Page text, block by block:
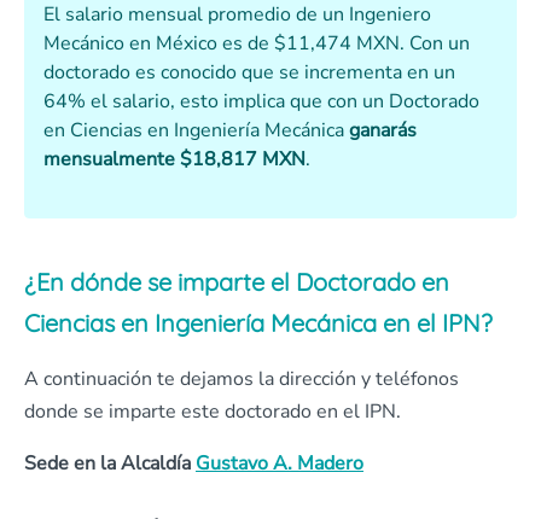
El salario mensual promedio de un Ingeniero
Mecánico en México es de $11,474 MXN. Con un
doctorado es conocido que se incrementa en un
64% el salario, esto implica que con un Doctorado
en Ciencias en Ingeniería Mecánicaganarás
mensualmente$18,817 MXN.
¿En dónde se imparte el Doctorado en
Ciencias en Ingeniería Mecánica en el IPN?
A continuación te dejamos la dirección y teléfonos
donde se imparte este doctorado en el IPN.
Sede en la Alcaldía Gustavo A. Madero